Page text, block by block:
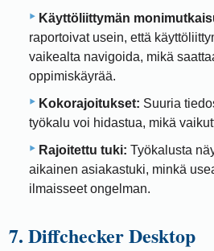
Käyttöliittymän
raportoivat usein, että
vaikealta navigoida, mikä
oppimiskäyrää.
Kokorajoitukset: Suuria
työkalu voi hidastua, mikä
Rajoitettu tuki: Työkalusta
aikainen asiakastuki, minkä
ilmaisseet ongelman.
7. Diffchecker Desktop